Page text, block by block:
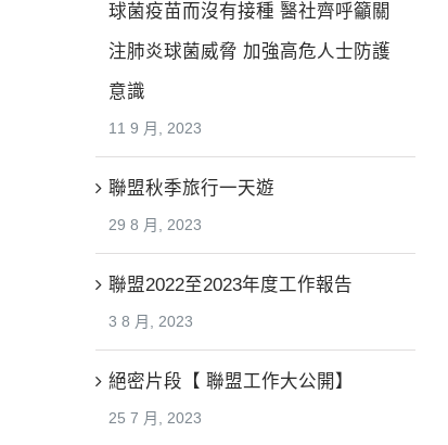
球菌疫苗而沒有接種 醫社齊呼籲關
注肺炎球菌威脅 加強高危人士防護
意識
11 9 月, 2023
聯盟秋季旅行一天遊
29 8 月, 2023
聯盟2022至2023年度工作報告
3 8 月, 2023
絕密片段【 聯盟工作大公開】
25 7 月, 2023